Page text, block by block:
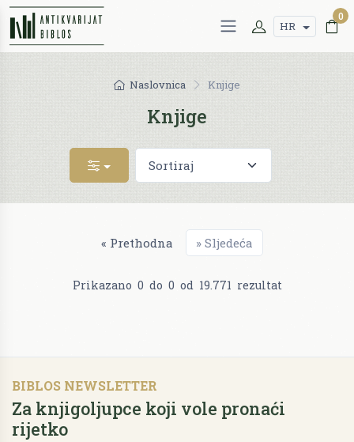
HR
0
Naslovnica Knjige
Knjige
« Prethodna » Sljedeća
Prikazano 0 do 0 od 19.771 rezultat
BIBLOS NEWSLETTER
Za knjigoljupce koji vole pronaći
rijetko